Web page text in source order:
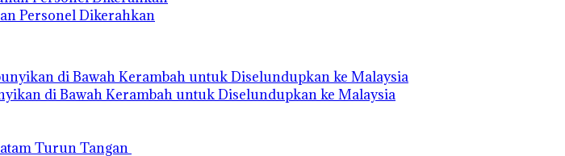
Personel Dikerahkan
di Bawah Kerambah untuk Diselundupkan ke Malaysia